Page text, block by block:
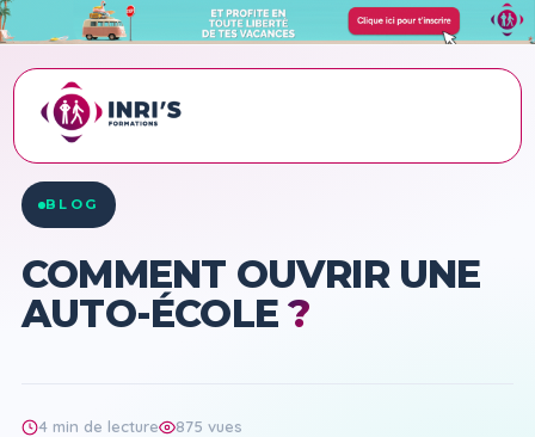
ACCUEIL BLOG
COMMENT OUVRIR UNE AUTO-ÉCOLE ?
BLOG
COMMENT OUVRIR UNE
AUTO-ÉCOLE?
4 min de lecture 875 vues